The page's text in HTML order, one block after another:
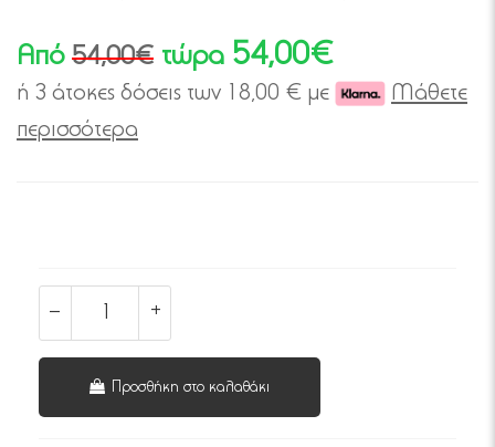
Από 54,00€ τώρα 54,00€
ή 3 άτοκες δόσεις των 18,00 € με
Μάθετε
περισσότερα
Προσθήκη στο καλαθάκι